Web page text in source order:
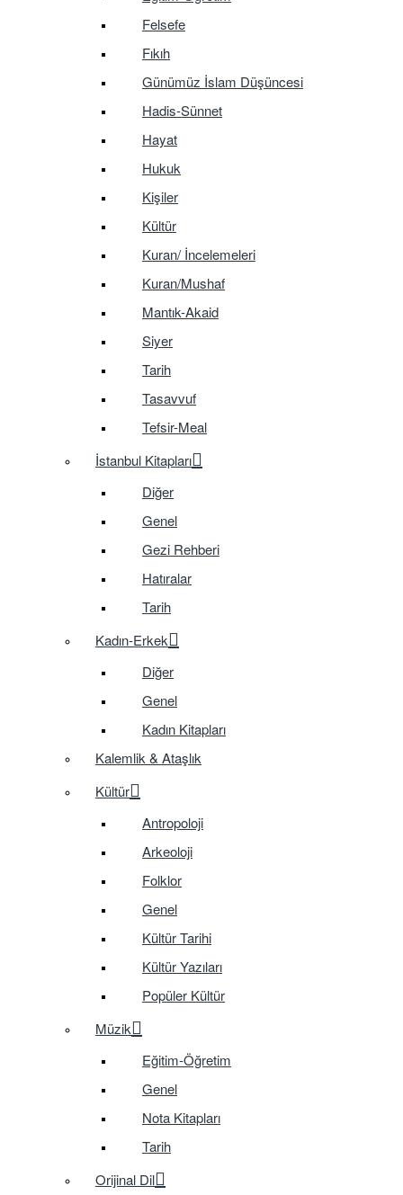
Felsefe
Fıkıh
Günümüz İslam Düşüncesi
Hadis-Sünnet
Hayat
Hukuk
Kişiler
Kültür
Kuran/ İncelemeleri
Kuran/Mushaf
Mantık-Akaid
Siyer
Tarih
Tasavvuf
Tefsir-Meal
İstanbul Kitapları
Diğer
Genel
Gezi Rehberi
Hatıralar
Tarih
Kadın-Erkek
Diğer
Genel
Kadın Kitapları
Kalemlik & Ataşlık
Kültür
Antropoloji
Arkeoloji
Folklor
Genel
Kültür Tarihi
Kültür Yazıları
Popüler Kültür
Müzik
Eğitim-Öğretim
Genel
Nota Kitapları
Tarih
Orijinal Dil